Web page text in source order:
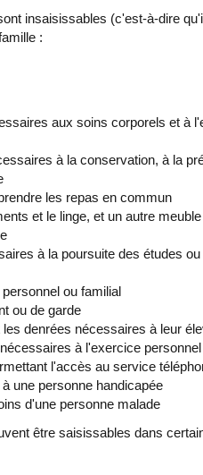
insaisissables (c'est-à-dire
:
aux soins corporels et à
à la conservation, à la
les repas en commun
et le linge, et un autre
à la poursuite des études
ou familial
ou de garde
denrées nécessaires à leur
à l'exercice
l'accès au service
une personne handicapée
d'une personne malade
être saisissables dans